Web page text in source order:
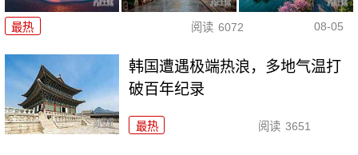
最热 阅读 6072 08-05
韩国遭遇极端热浪，多地气温打
破百年纪录
最热 阅读 3651